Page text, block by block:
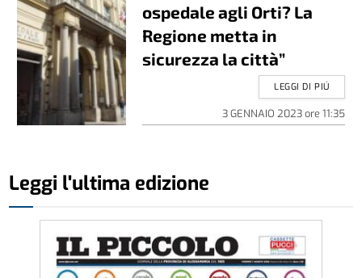
ospedale agli Orti? La
Regione metta in
sicurezza la città”
3 GENNAIO 2023ore 11:35
LEGGI DI PIÚ
Leggi l'ultima edizione